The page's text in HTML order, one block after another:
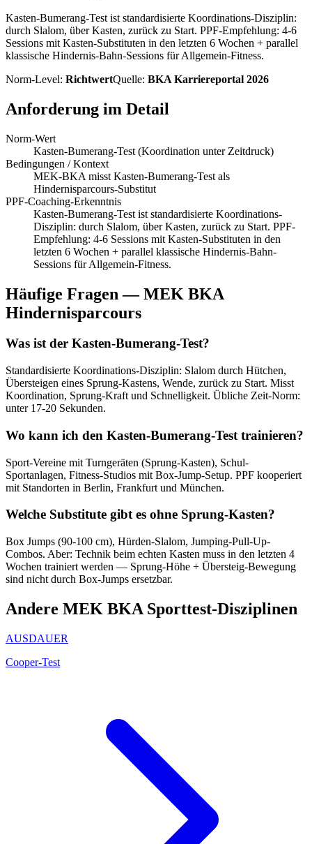
Kasten-Bumerang-Test ist standardisierte Koordinations-Disziplin:
durch Slalom, über Kasten, zurück zu Start. PPF-Empfehlung: 4-6
Sessions mit Kasten-Substituten in den letzten 6 Wochen + parallel
klassische Hindernis-Bahn-Sessions für Allgemein-Fitness.
Norm-Level: RichtwertQuelle: BKA Karriereportal 2026
Anforderung im Detail
Norm-Wert
Kasten-Bumerang-Test (Koordination unter Zeitdruck)
Bedingungen / Kontext
MEK-BKA misst Kasten-Bumerang-Test als
Hindernisparcours-Substitut
PPF-Coaching-Erkenntnis
Kasten-Bumerang-Test ist standardisierte Koordinations-
Disziplin: durch Slalom, über Kasten, zurück zu Start. PPF-
Empfehlung: 4-6 Sessions mit Kasten-Substituten in den
letzten 6 Wochen + parallel klassische Hindernis-Bahn-
Sessions für Allgemein-Fitness.
Häufige Fragen —MEK BKA
Hindernisparcours
Was ist der Kasten-Bumerang-Test?
Standardisierte Koordinations-Disziplin: Slalom durch Hütchen,
Übersteigen eines Sprung-Kastens, Wende, zurück zu Start. Misst
Koordination, Sprung-Kraft und Schnelligkeit. Übliche Zeit-Norm:
unter 17-20 Sekunden.
Wo kann ich den Kasten-Bumerang-Test trainieren?
Sport-Vereine mit Turngeräten (Sprung-Kasten), Schul-
Sportanlagen, Fitness-Studios mit Box-Jump-Setup. PPF kooperiert
mit Standorten in Berlin, Frankfurt und München.
Welche Substitute gibt es ohne Sprung-Kasten?
Box Jumps (90-100 cm), Hürden-Slalom, Jumping-Pull-Up-
Combos. Aber: Technik beim echten Kasten muss in den letzten 4
Wochen trainiert werden — Sprung-Höhe + Übersteig-Bewegung
sind nicht durch Box-Jumps ersetzbar.
Andere MEK BKA Sporttest-Disziplinen
AUSDAUER
Cooper-Test